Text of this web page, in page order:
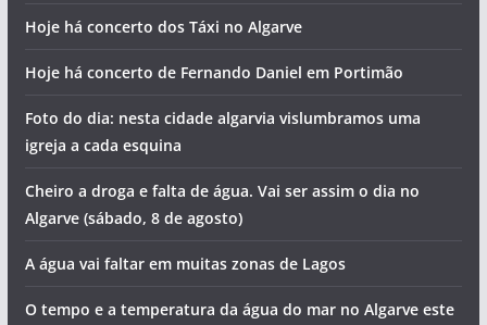
Hoje há concerto dos Táxi no Algarve
Hoje há concerto de Fernando Daniel em Portimão
Foto do dia: nesta cidade algarvia vislumbramos uma
igreja a cada esquina
Cheiro a droga e falta de água. Vai ser assim o dia no
Algarve (sábado, 8 de agosto)
A água vai faltar em muitas zonas de Lagos
O tempo e a temperatura da água do mar no Algarve este